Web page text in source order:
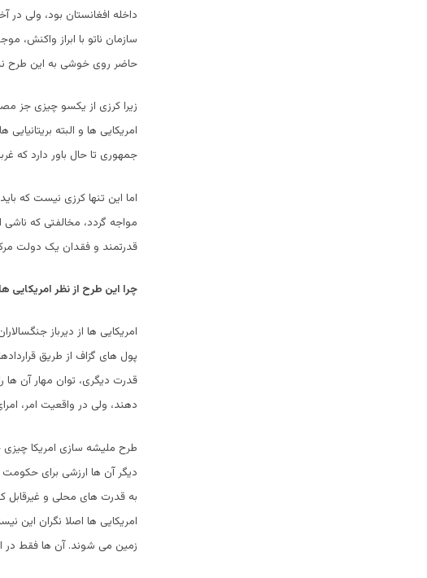
داخله افغانستان بود، ولی
سازمان ناتو با ابراز واکنش،
حاضر روی خوشی به این طرح
زیرا کرزی از یکسو چیزی جز
امریکایی ها و البته
جمهوری تا حال باور دارد که
اما این تنها کرزی نیست که
مواجه گردد، مخالفتی که
قدرتمند و فقدان یک دولت
چرا این طرح از نظر
امریکایی ها از دیرباز
پول های گزاف از طریق
قدرت دیگری، توان مهار آن
دهند، ولی در واقعیت امر،
طرح ملیشه سازی امریکا
دیگر آن ها ارزشی برای حکومت
به قدرت های محلی و
امریکایی ها اصلا نگران این
زمین می شوند. آن ها فقط در